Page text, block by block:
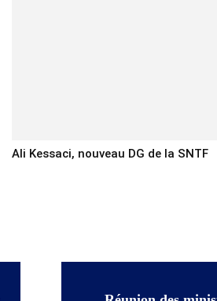
Ali Kessaci, nouveau DG de la SNTF